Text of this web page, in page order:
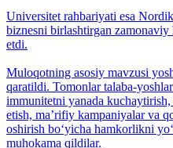
Universitet rahbariyati esa
biznesni birlashtirgan
etdi.
Muloqotning asosiy mavzusi
qaratildi. Tomonlar talaba-
immunitetni yanada
etish, maʼrifiy kampaniyalar va
oshirish bo‘yicha hamkorlikni
muhokama qildilar.